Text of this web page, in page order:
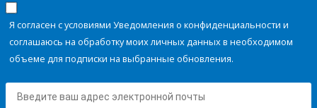
Я согласен с условиями Уведомления о конфиденциальности и
соглашаюсь на обработку моих личных данных в необходимом
объеме для подписки на выбранные обновления.